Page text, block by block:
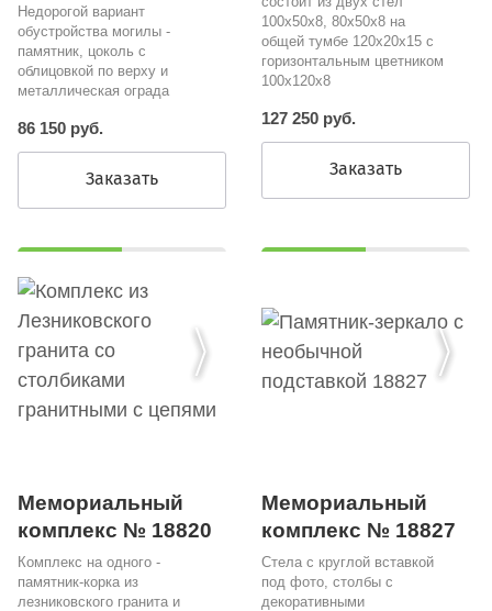
Недорогой вариант
обустройства могилы -
памятник, цоколь с
облицовкой по верху и
металлическая ограда
86 150 руб.
Заказать
100х50х8, 80х50х8 на
общей тумбе 120х20х15 с
горизонтальным цветником
100х120х8
127 250 руб.
Заказать
Мемориальный
комплекс № 18820
Комплекс на одного -
памятник-корка из
лезниковского гранита и
Мемориальный
комплекс № 18827
Стела с круглой вставкой
под фото, столбы с
декоративными